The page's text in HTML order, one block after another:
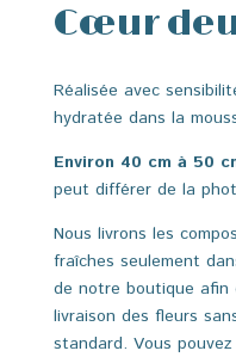
Cœur
Réalisée avec
hydratée dans la
Environ 40 cm à 50
peut différer de la
Nous livrons les
fraîches seulement
de notre boutique afin
livraison des fleurs
standard. Vous